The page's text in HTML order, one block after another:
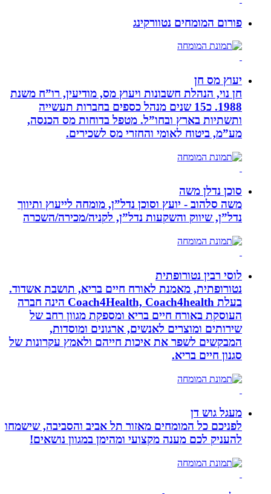
פורום המומחים נטוורקינג
יעוץ מס חן
חן נוי, הנהלת חשבונות ויעוץ מס, מודיעין, רו”ח משנת
1988. כ15 שנים מנהל כספים בחברות תעשייה
ותשתיות בארץ ובחו”ל. מטפל בדוחות מס הכנסה,
מע”מ, ביטוח לאומי והחזרי מס לשכירים.
סוכן נדלן משה
משה סלהוב - יועץ וסוכן נדל”ן, מומחה לייעוץ ותיווך
נדל”ן, שיווק והשקעות נדל”ן, לקניה/מכירה/השכרה
לוסי רבין נטורופתית
נטורופתית, מאמנת לאורח חיים בריא, תושבת אשדוד.
בעלת Coach4Health, Coach4health הינה חברה
העוסקת באורח חיים בריא ומספקת מגוון רחב של
שירותים ומוצרים לאנשים, ארגונים ומוסדות,
המבקשים לשפר את איכות חייהם ולאמץ עקרונות של
סגנון חיים בריא.
מעגל גוש דן
לפניכם כל המומחים מאזור תל אביב והסביבה, שישמחו
להעניק לכם מענה מקצועי ומהימן במגוון נושאים!